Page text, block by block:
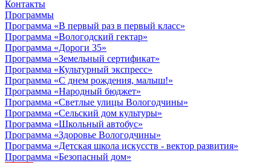
Контакты
Программы
Программа «В первый раз в первый класс»
Программа «Вологодский гектар»
Программа «Дороги 35»
Программа «Земельный сертификат»
Программа «Культурный экспресс»
Программа «С днем рождения, малыш!»
Программа «Народный бюджет»
Программа «Светлые улицы Вологодчины»
Программа «Сельский дом культуры»
Программа «Школьный автобус»
Программа «Здоровье Вологодчины»
Программа «Детская школа искусств - вектор развития»
Программа «Безопасный дом»